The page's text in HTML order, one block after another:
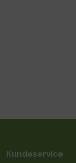
Kundeservice